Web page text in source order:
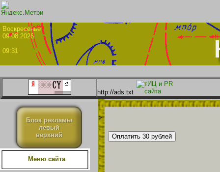
09.08.2026
09:31
http://ads.txt
Блок рекламы
левый
верхний
Меню сайта
>